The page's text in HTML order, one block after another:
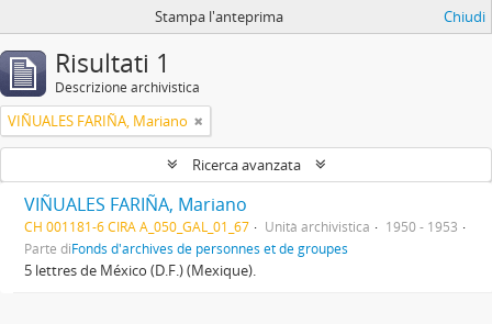
Stampa l'anteprima Chiudi
Risultati 1
Descrizione archivistica
VIÑUALES FARIÑA, Mariano
Ricerca avanzata
VIÑUALES FARIÑA, Mariano
CH 001181-6 CIRA A_050_GAL_01_67 Unità archivistica
1950 - 1953
Parte diFonds d'archives de personnes et de groupes
5 lettres de México (D.F.) (Mexique).